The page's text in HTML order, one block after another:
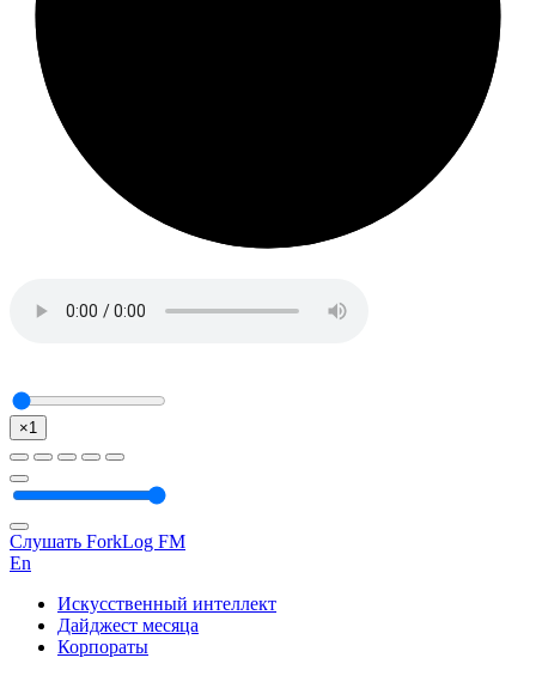
×1
Слушать ForkLog FM
En
Искусственный интеллект
Дайджест месяца
Корпораты